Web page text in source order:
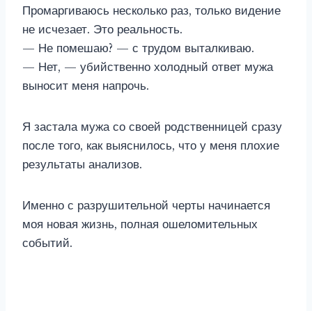
Промаргиваюсь несколько раз, только видение
не исчезает. Это реальность.
— Не помешаю? — с трудом выталкиваю.
— Нет, — убийственно холодный ответ мужа
выносит меня напрочь.
Я застала мужа со своей родственницей сразу
после того, как выяснилось, что у меня плохие
результаты анализов.
Именно с разрушительной черты начинается
моя новая жизнь, полная ошеломительных
событий.